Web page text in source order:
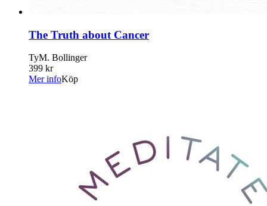
The Truth about Cancer
TyM. Bollinger
399 kr
Mer infoKöp